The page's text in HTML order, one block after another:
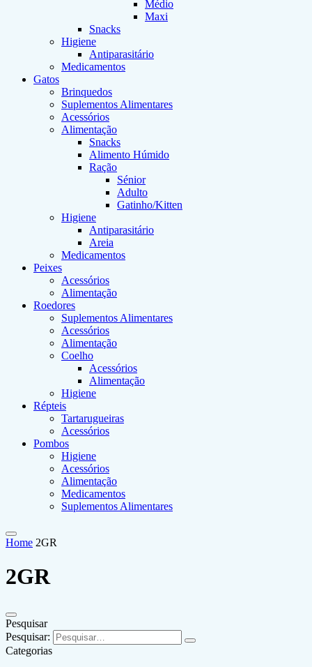
Médio
Maxi
Snacks
Higiene
Antiparasitário
Medicamentos
Gatos
Brinquedos
Suplementos Alimentares
Acessórios
Alimentação
Snacks
Alimento Húmido
Ração
Sénior
Adulto
Gatinho/Kitten
Higiene
Antiparasitário
Areia
Medicamentos
Peixes
Acessórios
Alimentação
Roedores
Suplementos Alimentares
Acessórios
Alimentação
Coelho
Acessórios
Alimentação
Higiene
Répteis
Tartarugueiras
Acessórios
Pombos
Higiene
Acessórios
Alimentação
Medicamentos
Suplementos Alimentares
Home 2GR
2GR
Pesquisar
Pesquisar:
Categorias